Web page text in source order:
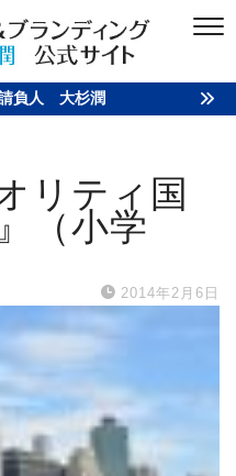
負人 大杉潤
リティ国
（小学
2014年2月6日